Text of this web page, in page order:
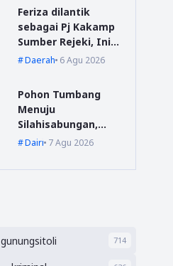
Feriza dilantik
sebagai Pj Kakamp
Sumber Rejeki, Ini
Pesan Sekda Way
Daerah 6 Agu 2026
Pohon Tumbang
Menuju
Silahisabungan,
BPBD Dairi Lakukan
Dairi 7 Agu 2026
gunungsitoli 714